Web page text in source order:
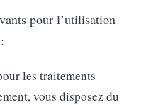
pour l’utilisation
les traitements
vous disposez du